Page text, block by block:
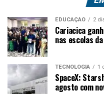
EDUCAÇÃO 2
Cariacica
nas escolas
TECNOLOGIA 1
SpaceX:
agosto com